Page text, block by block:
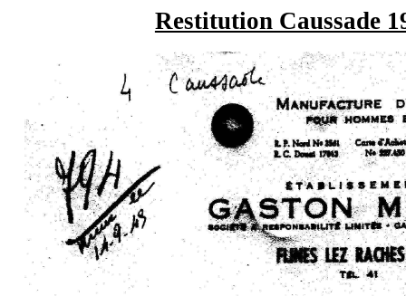
Restitution Caussade